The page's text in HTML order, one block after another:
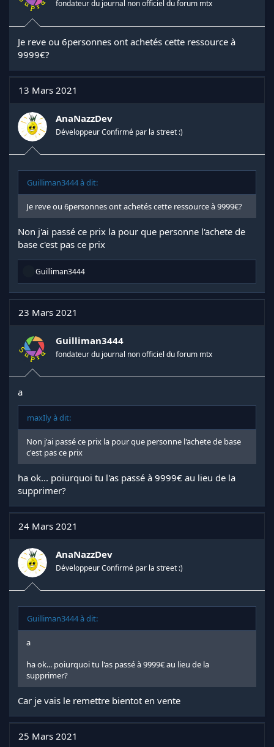
fondateur du journal non officiel du forum mtx
Je reve ou 6personnes ont achetés cette ressource à
9999€?
13 Mars 2021
AnaNazzDev
Développeur Confirmé par la street :)
Guilliman3444 à dit:
Je reve ou 6personnes ont achetés cette ressource à 9999€?
Non j'ai passé ce prix la pour que personne l'achete de
base c'est pas ce prix
R
a
c
t
i
n
s
:
Guilliman3444
23 Mars 2021
Guilliman3444
fondateur du journal non officiel du forum mtx
a
maxIly à dit:
Non j'ai passé ce prix la pour que personne l'achete de base
c'est pas ce prix
ha ok... poiurquoi tu l'as passé à 9999€ au lieu de la
supprimer?
24 Mars 2021
AnaNazzDev
Développeur Confirmé par la street :)
Guilliman3444 à dit:
a
ha ok... poiurquoi tu l'as passé à 9999€ au lieu de la
supprimer?
Car je vais le remettre bientot en vente
25 Mars 2021